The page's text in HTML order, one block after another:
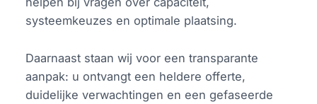
systeemkeuzes en optimale plaatsing.
Daarnaast staan wij voor een transparante
aanpak: u ontvangt een heldere offerte,
duidelijke verwachtingen en een gefaseerde